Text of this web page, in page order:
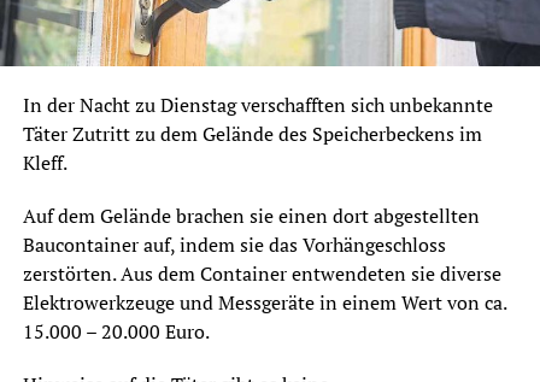
In der Nacht zu Dienstag verschafften sich unbekannte
Täter Zutritt zu dem Gelände des Speicherbeckens im
Kleff.
Auf dem Gelände brachen sie einen dort abgestellten
Baucontainer auf, indem sie das Vorhängeschloss
zerstörten. Aus dem Container entwendeten sie diverse
Elektrowerkzeuge und Messgeräte in einem Wert von ca.
15.000 – 20.000 Euro.